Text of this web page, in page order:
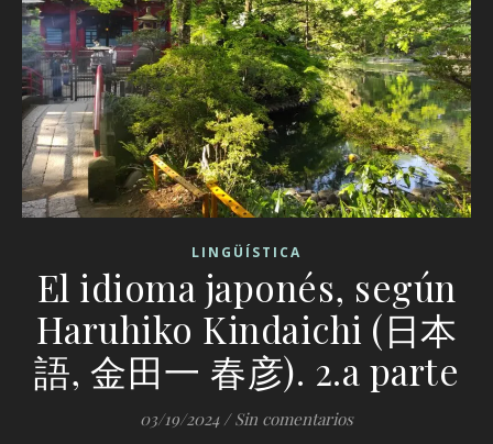
LINGÜÍSTICA
El idioma japonés, según
Haruhiko Kindaichi (日本
語, 金田一 春彦). 2.a parte
03/19/2024 / Sin comentarios